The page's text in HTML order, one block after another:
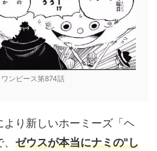
ンピース第874話
り新しいホーミーズ「ヘ
ゼウスが本当にナミの"し